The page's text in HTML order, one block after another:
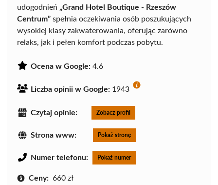
udogodnień „Grand Hotel Boutique - Rzeszów
Centrum” spełnia oczekiwania osób poszukujących
wysokiej klasy zakwaterowania, oferując zarówno
relaks, jak i pełen komfort podczas pobytu.
Ocena w Google: 4.6
Liczba opinii w Google: 1943
Czytaj opinie: Zobacz profil
Strona www: Pokaż stronę
Numer telefonu: Pokaż numer
Ceny: 660 zł